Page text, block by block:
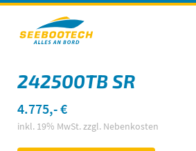
242500TB SR
4.775,- €
inkl. 19% MwSt. zzgl. Nebenkosten